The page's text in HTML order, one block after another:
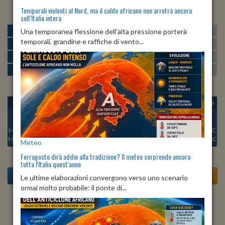
MATTINA min:26º max:27º U:
POMERIGGIO min:27º max:27º
SERA min:26º max:27º U:71% 74%
NOTTE min: 26º max:27º U:69%
OGGI
Min:
26°C
Max:28°C
LUN 10
Min:
Max:26°C
MAR 11
Min:27°C
Max:28°C
MER 12
Min:
26°C
Max:27°C
GIO 13
Max:27°C
VEN 14
Min:26°C
Max:26°C
SAB 15
26°C
Max:26°C
Previsioni del Tempo a Apricale tra 4 giorni
Temporali violenti al Nord, ma il caldo africano non arretra ancora
sull’Italia intera
Una temporanea flessione dell’alta pressione porterà
temporali, grandine e raffiche di vento...
Meteo
Ferragosto dirà addio alla tradizione? Il meteo sorprende ancora
tutta l'Italia quest'anno
Le ultime elaborazioni convergono verso uno scenario
ormai molto probabile: il ponte di...